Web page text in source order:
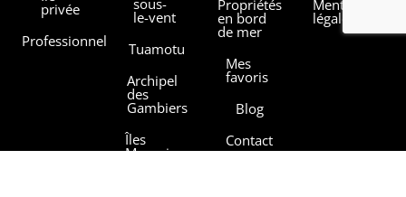
privée
Professionnel
le-vent
Tuamotu
Archipel
des
Gambiers
Îles
Marquises
Propriétés
en bord
de mer
Mes
favoris
Blog
Contact
Mentions
légales